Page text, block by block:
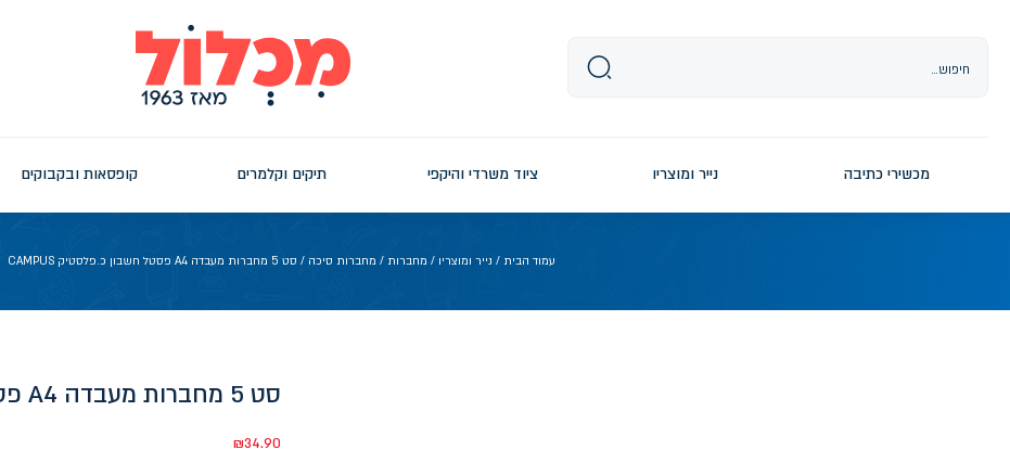
מכשירי כתיבה נייר ומוצריו ציוד משרדי והיקפי תיקים וקלמרים קופסאות ובקבוקים
עמוד הבית / נייר ומוצריו / מחברות / מחברות סיכה / סט 5 מחברות מעבדה A4 פסטל חשבון כ.פלסטיק CAMPUS
סט 5 מחברות מעבדה A4 פסטל חשבון כ.פלסטיק CAMPUS
₪34.90